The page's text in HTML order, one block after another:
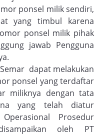
ponsel milik sendiri,
yang timbul karena
ponsel milik pihak
jawab Pengguna
dapat melakukan
ponsel yang terdaftar
miliknya dengan tata
yang telah diatur
Prosedur
oleh PT